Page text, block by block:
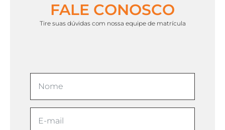
FALE CONOSCO
Tire suas dúvidas com nossa equipe de matrícula